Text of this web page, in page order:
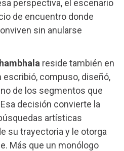
perspectiva, el escenario
de encuentro donde
sin anularse
reside también en
escribió, compuso, diseñó,
de los segmentos que
decisión convierte la
artísticas
su trayectoria y le otorga
Más que un monólogo